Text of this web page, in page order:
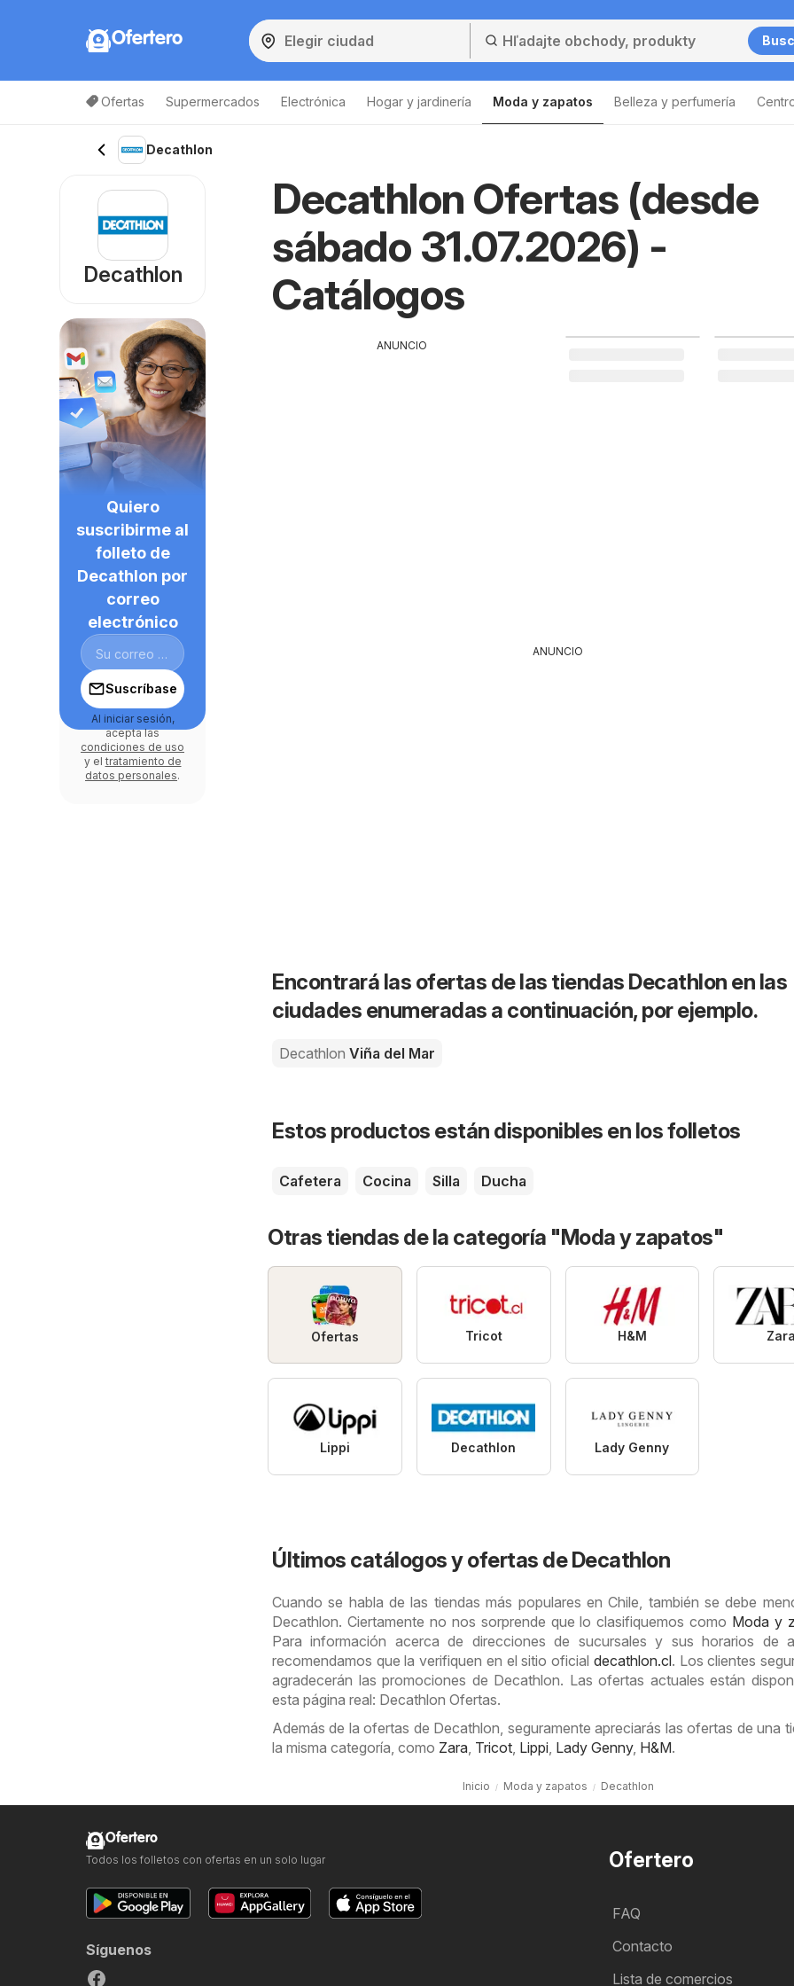
Ofertero
Ofertas Supermercados Electrónica Hogar y jardinería Moda y zapatos Belleza y perfumería
Decathlon
Decathlon Ofertas (desde
sábado 31.07.2026) -
Catálogos
ANUNCIO
ANUNCIO
Encontrará las ofertas de las tiendas Decathlon en las
ciudades enumeradas a continuación, por ejemplo.
Decathlon Viña del Mar
Estos productos están disponibles en los folletos
Cafetera Cocina Silla Ducha
Otras tiendas de la categoría "Moda y zapatos"
Ofertas Tricot H&M
Lippi Decathlon Lady Genny
Últimos catálogos y ofertas de Decathlon
Cuando se habla de las tiendas más populares en Chile, también se debe
Decathlon. Ciertamente no nos sorprende que lo clasifiquemos como Moda y
Para información acerca de direcciones de sucursales y sus horarios de
recomendamos que la verifiquen en el sitio oficial decathlon.cl. Los clientes
agradecerán las promociones de Decathlon. Las ofertas actuales están
esta página real: Decathlon Ofertas.
Además de la ofertas de Decathlon, seguramente apreciarás las ofertas de una
la misma categoría, como Zara, Tricot, Lippi, Lady Genny, H&M.
Inicio Moda y zapatos Decathlon
Decathlon
Quiero
suscribirme al
folleto de
Decathlon por
correo
electrónico
Suscríbase
Al iniciar sesión,
acepta las
condiciones de uso
y el tratamiento de
datos personales.
Ofertero
FAQ
Contacto
Lista de comercios
Ofertero
Todos los folletos con ofertas en un solo lugar
Síguenos